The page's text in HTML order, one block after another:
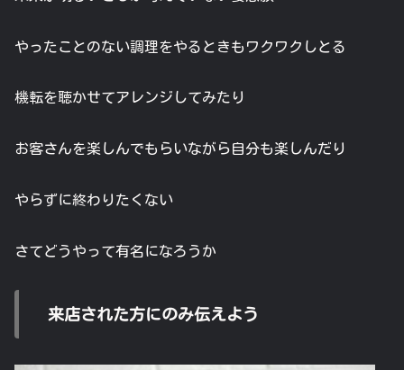
やったことのない調理をやるときもワクワクしとる
機転を聴かせてアレンジしてみたり
お客さんを楽しんでもらいながら自分も楽しんだり
やらずに終わりたくない
さてどうやって有名になろうか
来店された方にのみ伝えよう